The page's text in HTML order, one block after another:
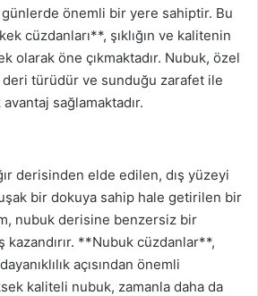
önemli bir yere sahiptir. Bu
cüzdanları**, şıklığın ve kalitenin
olarak öne çıkmaktadır. Nubuk, özel
türüdür ve sunduğu zarafet ile
avantaj sağlamaktadır.
derisinden elde edilen, dış yüzeyi
bir dokuya sahip hale getirilen bir
nubuk derisine benzersiz bir
**Nubuk cüzdanlar**,
açısından önemli
kaliteli nubuk, zamanla daha da